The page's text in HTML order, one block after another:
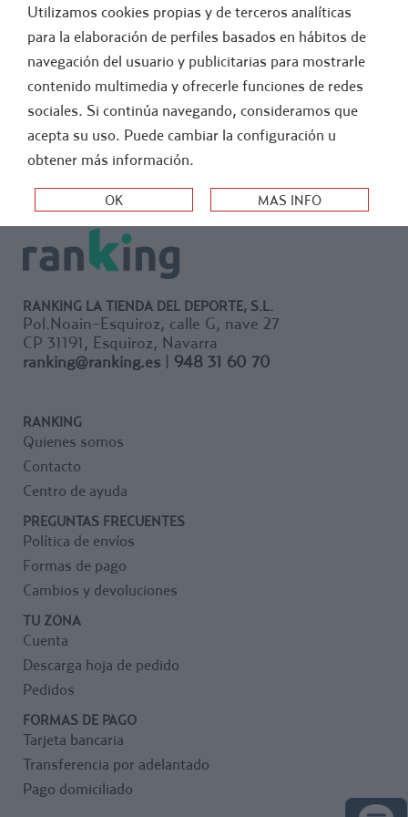
- FUTBOL > FUERA STOCK
ORDEN:
RANKING LA TIENDA DEL DEPORTE, S.L.
Pol.Noain-Esquiroz, calle G, nave 27
CP 31191, Esquiroz, Navarra
ranking@ranking.es
948 31 60 70
RANKING
Quienes somos
Contacto
Centro de ayuda
PREGUNTAS FRECUENTES
Política de envíos
Formas de pago
Cambios y devoluciones
TU ZONA
Cuenta
Descarga hoja de pedido
Pedidos
FORMAS DE PAGO
Tarjeta bancaria
Transferencia por adelantado
Pago domiciliado
Utilizamos cookies propias y de terceros analíticas
para la elaboración de perfiles basados en hábitos de
navegación del usuario y publicitarias para mostrarle
contenido multimedia y ofrecerle funciones de redes
sociales. Si continúa navegando, consideramos que
acepta su uso. Puede cambiar la configuración u
obtener más información.